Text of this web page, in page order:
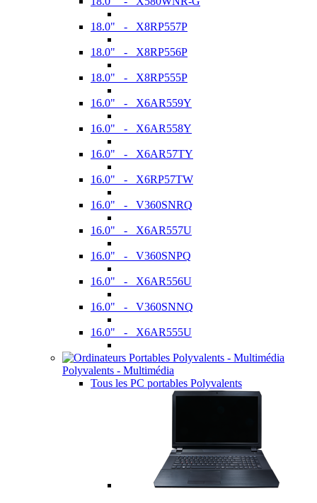
18.0" - X8RP557P
18.0" - X8RP556P
18.0" - X8RP555P
16.0" - X6AR559Y
16.0" - X6AR558Y
16.0" - X6AR57TY
16.0" - X6RP57TW
16.0" - V360SNRQ
16.0" - X6AR557U
16.0" - V360SNPQ
16.0" - X6AR556U
16.0" - V360SNNQ
16.0" - X6AR555U
Polyvalents - Multimédia
Tous les PC portables Polyvalents